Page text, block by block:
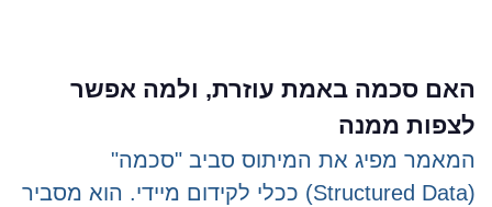
האם סכמה באמת עוזרת, ולמה אפשר
לצפות ממנה
המאמר מפיג את המיתוס סביב "סכמה"
(Structured Data) ככלי לקידום מיידי. הוא מסביר